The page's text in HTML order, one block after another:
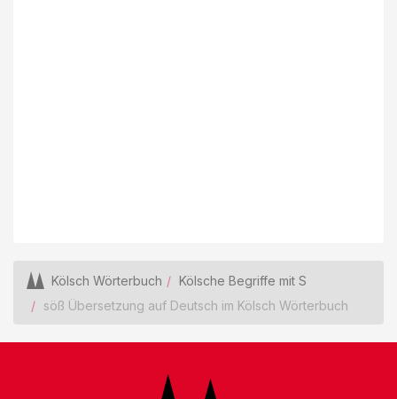
Kölsch Wörterbuch
Kölsche Begriffe mit S
söß Übersetzung auf Deutsch im Kölsch Wörterbuch